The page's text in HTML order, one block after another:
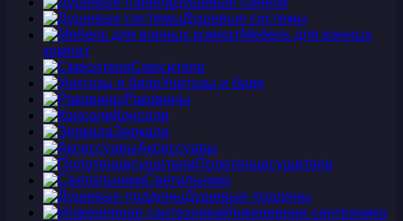
Душевые системы
Мебель для ванных
комнат
Смесители
Унитазы и биде
Раковины
Консоли
Зеркала
Аксессуары
Полотенцесушители
Светильники
Душевые поддоны
Инженерная сантехника